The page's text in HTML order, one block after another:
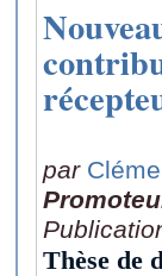
par
Thèse de